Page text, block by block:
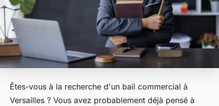
Êtes-vous à la recherche d'un bail commercial à
Versailles ? Vous avez probablement déjà pensé à